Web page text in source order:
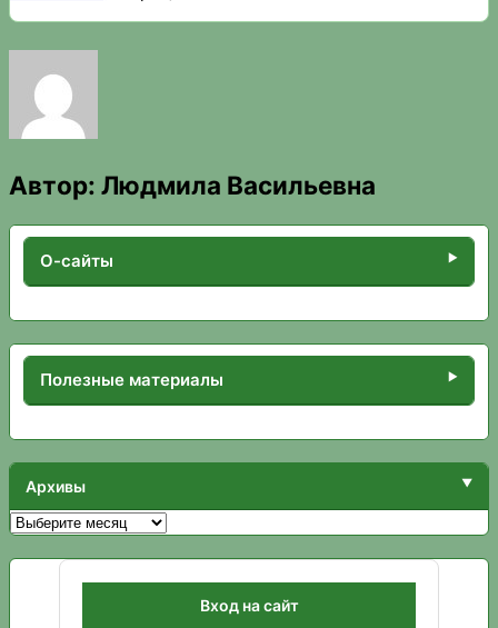
Автор: Людмила Васильевна
О-сайты
Полезные материалы
Архивы
Архивы
Вход на сайт